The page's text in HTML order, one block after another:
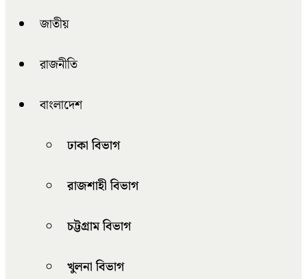
জাতীয়
রাজনীতি
বাংলাদেশ
ঢাকা বিভাগ
রাজশাহী বিভাগ
চট্টগ্রাম বিভাগ
খুলনা বিভাগ